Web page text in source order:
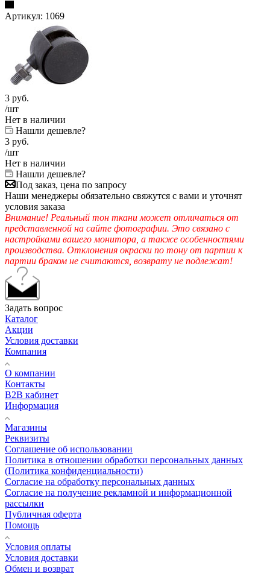
Артикул: 1069
3 руб.
/шт
Нет в наличии
Нашли дешевле?
3 руб.
/шт
Нет в наличии
Нашли дешевле?
Под заказ, цена по запросу
Наши менеджеры обязательно свяжутся с вами и уточнят
условия заказа
Внимание! Реальный тон ткани может отличаться от
представленной на сайте фотографии. Это связано с
настройками вашего монитора, а также особенностями
производства. Отклонения окраски по тону от партии к
партии браком не считаются, возврату не подлежат!
Задать вопрос
Каталог
Акции
Условия доставки
Компания
О компании
Контакты
B2B кабинет
Информация
Магазины
Реквизиты
Соглашение об использовании
Политика в отношении обработки персональных данных
(Политика конфиденциальности)
Согласие на обработку персональных данных
Согласие на получение рекламной и информационной
рассылки
Публичная оферта
Помощь
Условия оплаты
Условия доставки
Обмен и возврат